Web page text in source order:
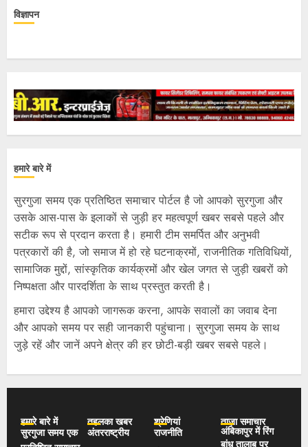
विज्ञापन
हमारे बारे में
सुरगुजा समय एक प्रतिष्ठित समाचार पोर्टल है जो आपको सुरगुजा और
उसके आस-पास के इलाकों से जुड़ी हर महत्वपूर्ण खबर सबसे पहले और
सटीक रूप से प्रदान करता है। हमारी टीम समर्पित और अनुभवी
पत्रकारों की है, जो समाज में हो रहे घटनाक्रमों, राजनीतिक गतिविधियों,
सामाजिक मुद्दों, सांस्कृतिक कार्यक्रमों और खेल जगत से जुड़ी खबरों को
निष्पक्षता और पारदर्शिता के साथ प्रस्तुत करती है।
हमारा उद्देश्य है आपको जागरूक करना, आपके सवालों का जवाब देना
और आपको समय पर सही जानकारी पहुंचाना। सुरगुजा समय के साथ
जुड़े रहें और जानें अपने क्षेत्र की हर छोटी-बड़ी खबर सबसे पहले।
हमारे बारे में
सुरगुजा समय एक
तहलका खबर
अंतरराष्ट्रीय
श्रेणियां
राजनीति
ताज़ा समाचार
अंबिकापुर में रिंग
बांध तालाब पर